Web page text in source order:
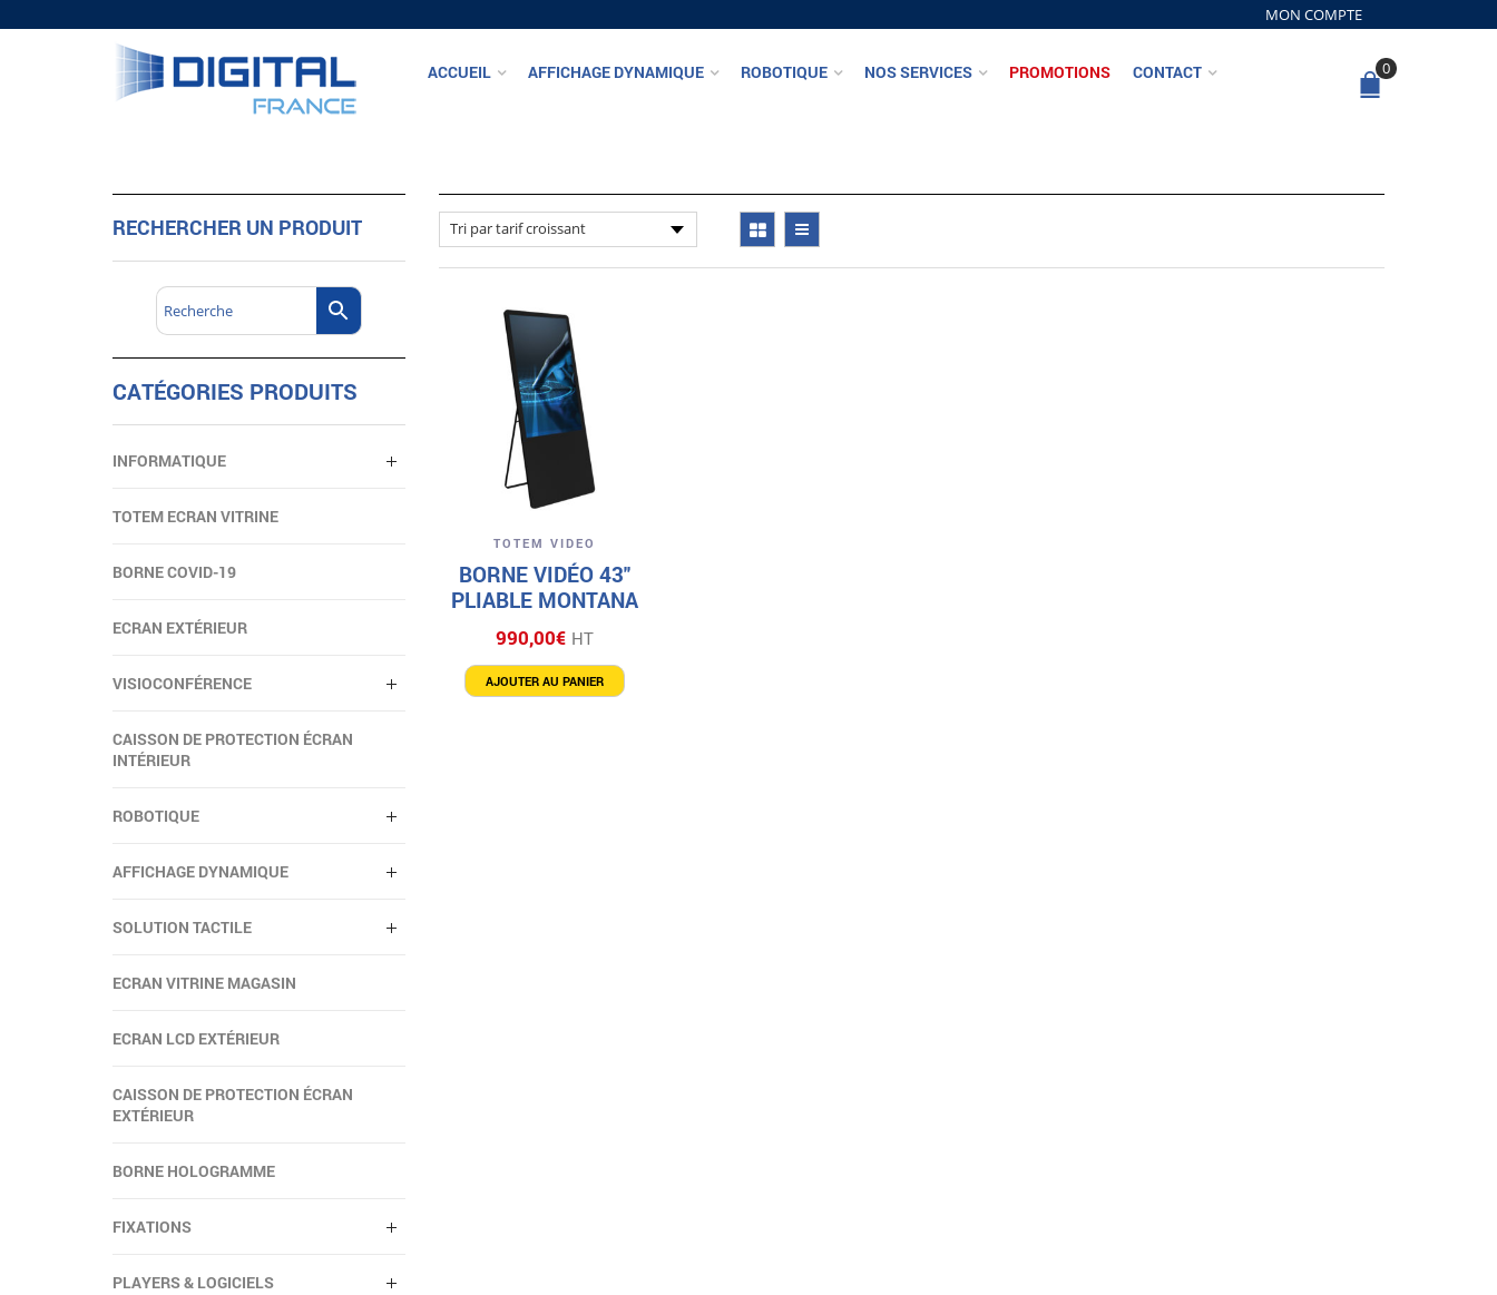
MON COMPTE
ACCUEIL AFFICHAGE DYNAMIQUE ROBOTIQUE NOS SERVICES PROMOTIONS CONTACT 0
TOTEM VIDEO
BORNE VIDÉO 43″
PLIABLE MONTANA
990,00€ HT
AJOUTER AU PANIER
RECHERCHER UN PRODUIT
CATÉGORIES PRODUITS
INFORMATIQUE
TOTEM ECRAN VITRINE
BORNE COVID-19
ECRAN EXTÉRIEUR
VISIOCONFÉRENCE
CAISSON DE PROTECTION ÉCRAN
INTÉRIEUR
ROBOTIQUE
AFFICHAGE DYNAMIQUE
SOLUTION TACTILE
ECRAN VITRINE MAGASIN
ECRAN LCD EXTÉRIEUR
CAISSON DE PROTECTION ÉCRAN
EXTÉRIEUR
BORNE HOLOGRAMME
FIXATIONS
PLAYERS & LOGICIELS